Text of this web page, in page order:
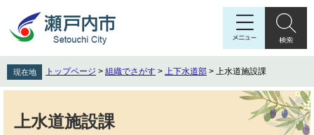
先
頭
を
飛
現在地 トップページ > 組織でさがす > 上下水道部 > 上水道施設課
上水道施設課